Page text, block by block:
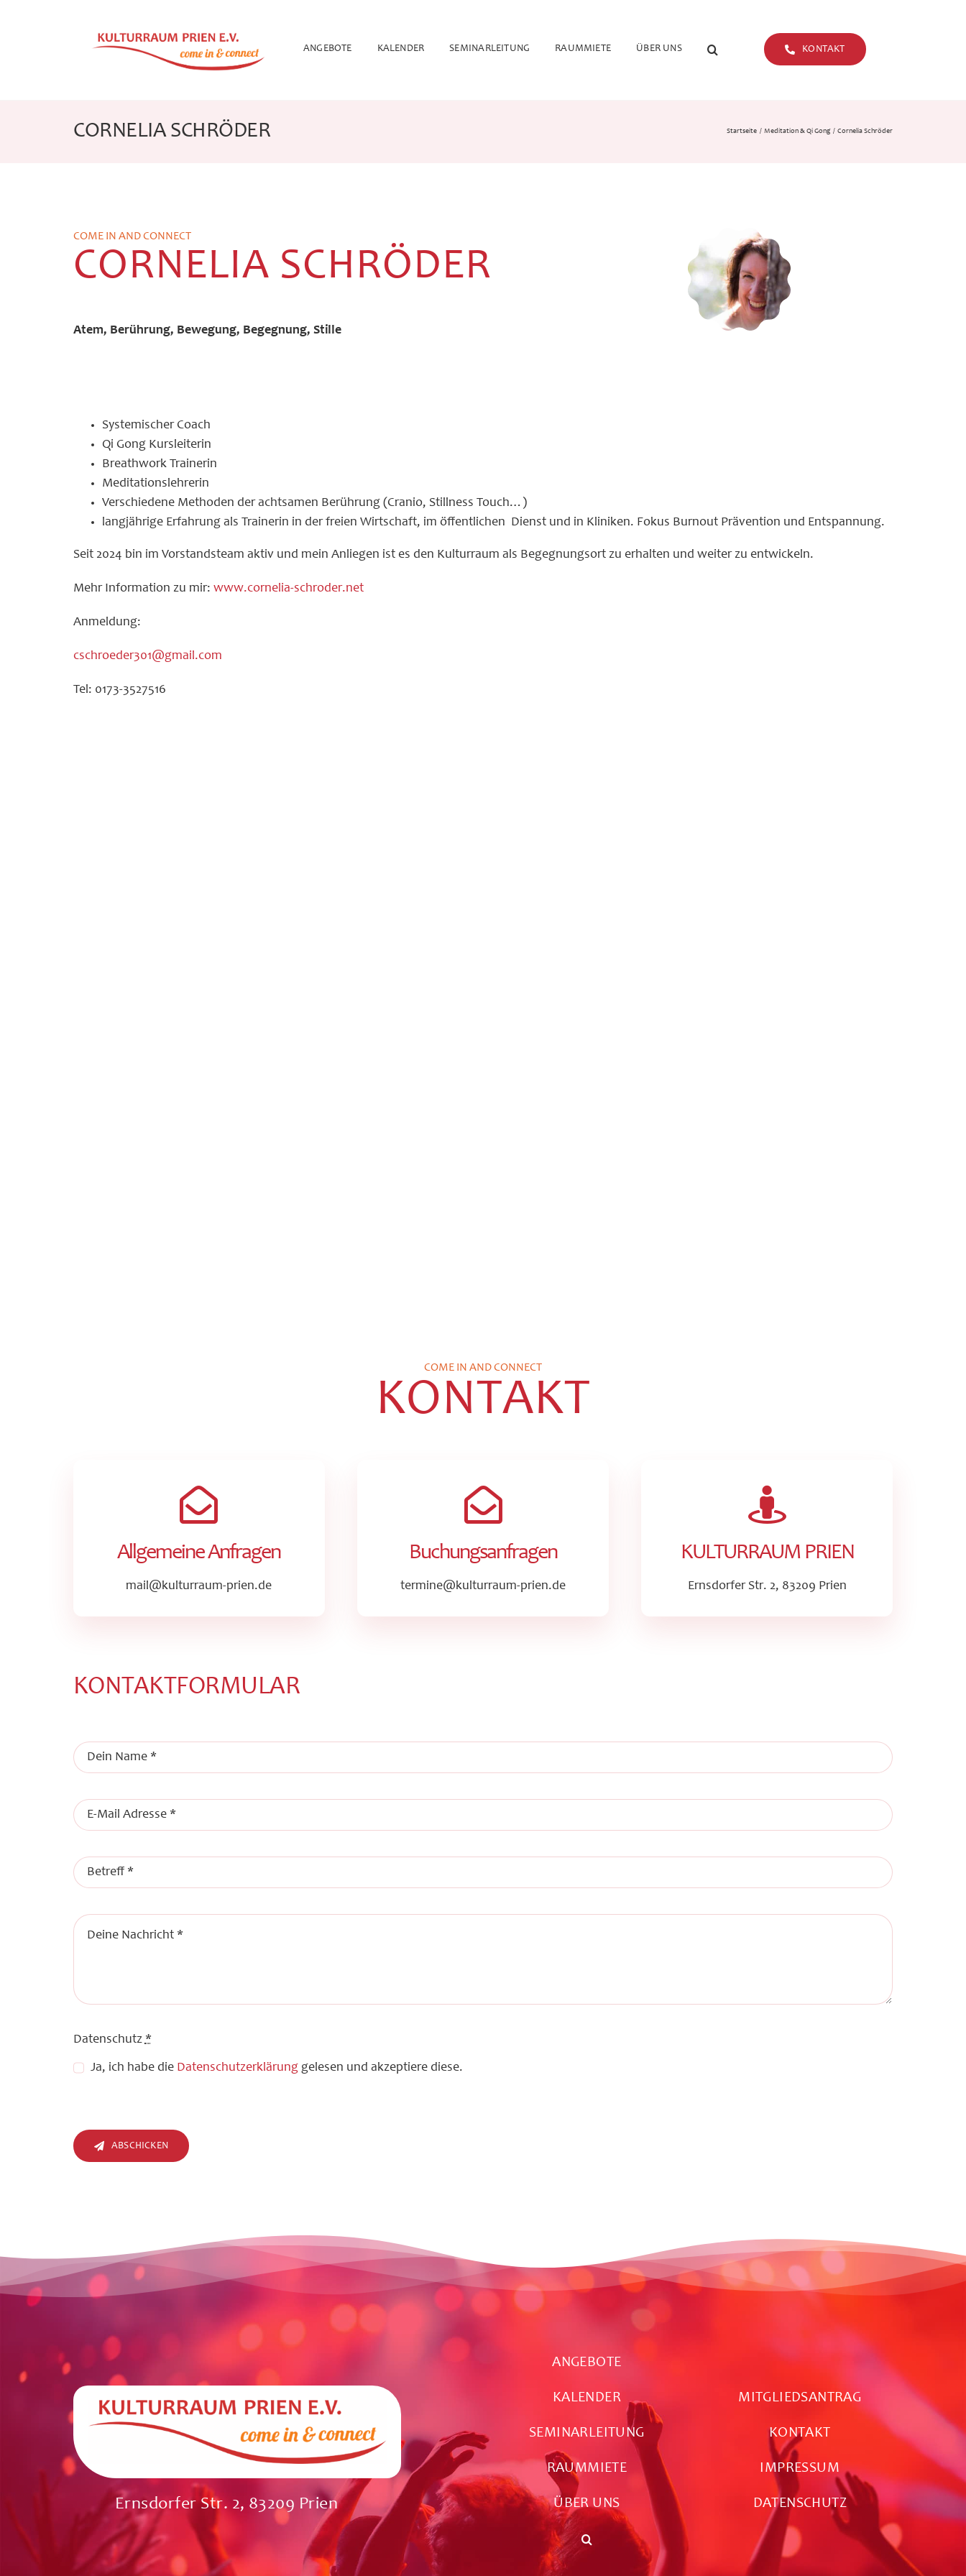
ANGEBOTE KALENDER SEMINARLEITUNG RAUMMIETE ÜBER UNS KONTAKT
CORNELIA SCHRÖDER Startseite Meditation & Qi Gong Cornelia Schröder
COME IN AND CONNECT
CORNELIA SCHRÖDER
Atem, Berührung, Bewegung, Begegnung, Stille
Systemischer Coach
Qi Gong Kursleiterin
Breathwork Trainerin
Meditationslehrerin
Verschiedene Methoden der achtsamen Berührung (Cranio, Stillness Touch…)
langjährige Erfahrung als Trainerin in der freien Wirtschaft, im öffentlichen Dienst und in Kliniken. Fokus Burnout Prävention und Entspannung.
Seit 2024 bin im Vorstandsteam aktiv und mein Anliegen ist es den Kulturraum als Begegnungsort zu erhalten und weiter zu entwickeln.
Mehr Information zu mir: www.cornelia-schroder.net
Anmeldung:
cschroeder301@gmail.com
Tel: 0173-3527516
COME IN AND CONNECT
KONTAKT
Allgemeine Anfragen
mail@kulturraum-prien.de
Buchungsanfragen
termine@kulturraum-prien.de
KULTURRAUM PRIEN
Ernsdorfer Str. 2, 83209 Prien
KONTAKTFORMULAR
Datenschutz*
Ja, ich habe die Datenschutzerklärung gelesen und akzeptiere diese.
ABSCHICKEN
Ernsdorfer Str. 2, 83209 Prien
ANGEBOTE
KALENDER
SEMINARLEITUNG
RAUMMIETE
ÜBER UNS
MITGLIEDSANTRAG
KONTAKT
IMPRESSUM
DATENSCHUTZ